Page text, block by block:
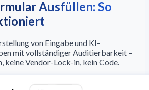
Ausfüllen: So
von Eingabe und KI-
mit vollständiger Auditierbarkeit –
keine Vendor-Lock-in, kein Code.